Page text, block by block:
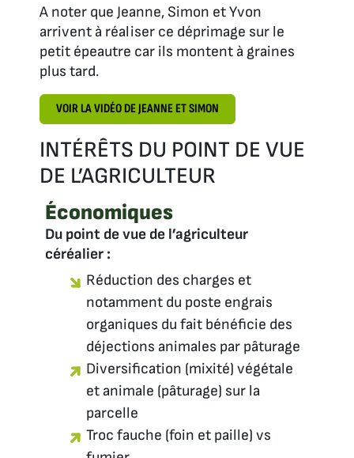
A noter que Jeanne, Simon et Yvon
arrivent à réaliser ce déprimage sur le
petit épeautre car ils montent à graines
plus tard.
VOIR LA VIDÉO DE JEANNE ET SIMON
INTÉRÊTS DU POINT DE VUE
DE L’AGRICULTEUR
Économiques
Du point de vue de l’agriculteur
céréalier :
Réduction des charges et
notamment du poste engrais
organiques du fait bénéficie des
déjections animales par pâturage
Diversification (mixité) végétale
et animale (pâturage) sur la
parcelle
Troc fauche (foin et paille) vs